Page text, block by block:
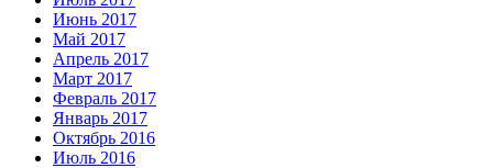
Июнь 2017
Май 2017
Апрель 2017
Март 2017
Февраль 2017
Январь 2017
Октябрь 2016
Июль 2016